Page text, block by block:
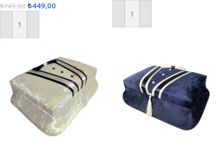
Çeyiz, Nişan ve Düğün Hediye
₺749,00 ₺449,00
Sepete Ekle
Sepete Ekle